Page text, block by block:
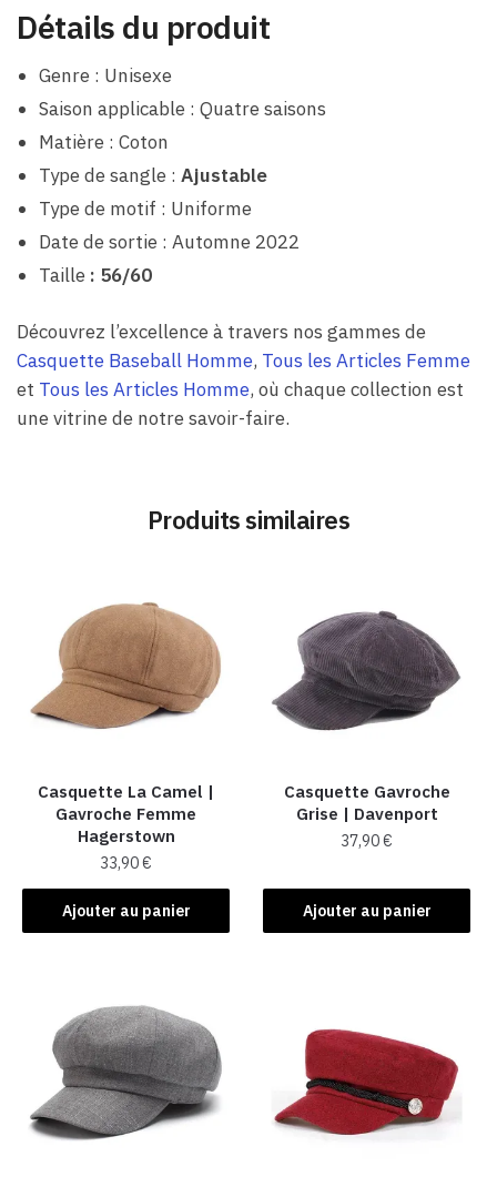
Détails du produit
Genre : Unisexe
Saison applicable : Quatre saisons
Matière : Coton
Type de sangle : Ajustable
Type de motif : Uniforme
Date de sortie : Automne 2022
Taille : 56/60
Découvrez l’excellence à travers nos gammes de
Casquette Baseball Homme, Tous les Articles Femme
et Tous les Articles Homme, où chaque collection est
une vitrine de notre savoir-faire.
Produits similaires
Casquette La Camel​ |
Gavroche Femme
Hagerstown
33,90€
Ajouter au panier
Casquette Gavroche
Grise | Davenport
37,90€
Ajouter au panier